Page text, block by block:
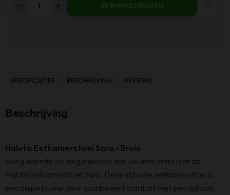
aantal
IN WINKELWAGEN
SPECIFICATIES BESCHRIJVING REVIEWS
Beschrijving
Haluta Eetkamerstoel Sara - Bruin
Voeg warmte en elegantie toe aan uw eetruimte met de
Haluta Eetkamerstoel Sara. Deze stijlvolle eetkamerstoel in
een diepe bruine kleur combineert comfort met een tijdloos